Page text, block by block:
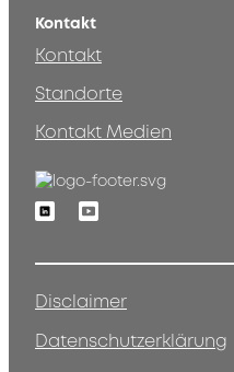
Kontakt
Kontakt
Standorte
Kontakt Medien
LinkedinYoutube
Disclaimer
Datenschutzerklärung